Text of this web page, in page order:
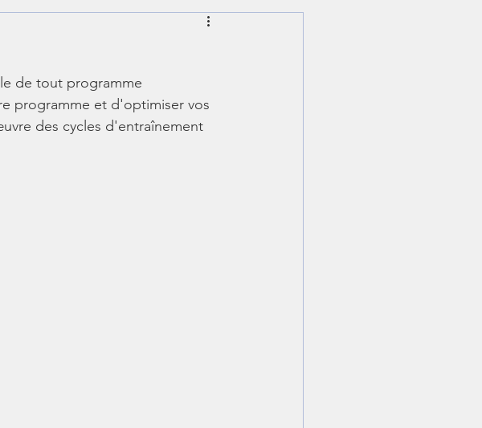
Coaching en ligne
de tout programme
programme et d'optimiser vos
des cycles d'entraînement